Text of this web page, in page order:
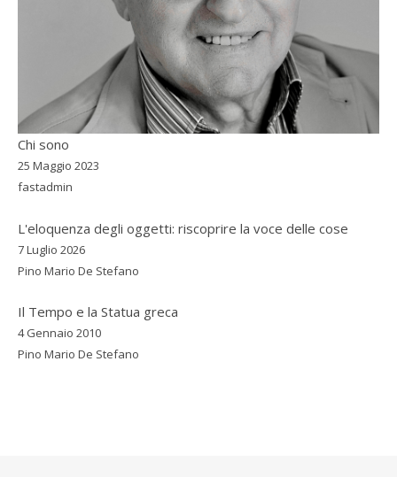
Chi sono
25 Maggio 2023
fastadmin
L'eloquenza degli oggetti: riscoprire la voce delle cose
7 Luglio 2026
Pino Mario De Stefano
Il Tempo e la Statua greca
4 Gennaio 2010
Pino Mario De Stefano